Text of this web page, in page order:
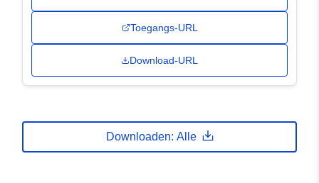
Toegangs-URL
Download-URL
Downloaden: Alle